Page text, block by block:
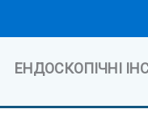
ЕНДОСКОПІЧНІ